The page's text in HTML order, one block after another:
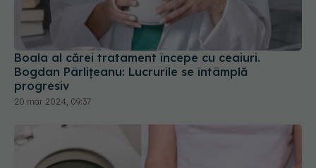
Boala al cărei tratament începe cu ceaiuri.
Bogdan Pârlițeanu: Lucrurile se întâmplă
progresiv
20 mar 2024, 09:37